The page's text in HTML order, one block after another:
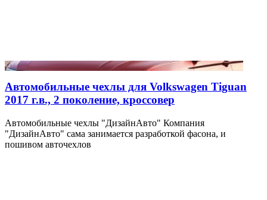
Автомобильные чехлы для Volkswagen Tiguan
2017 г.в., 2 поколение, кроссовер
Автомобильные чехлы "ДизайнАвто" Компания
"ДизайнАвто" сама занимается разработкой фасона, и
пошивом авточехлов